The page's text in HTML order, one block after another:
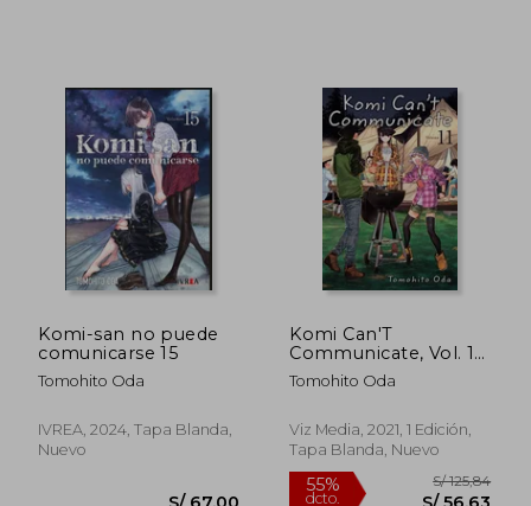
dcto. S/ 76,13 dcto. S/
Komi-san no puede
comunicarse 15
Tomohito Oda
IVREA, 2024, Tapa Blanda,
Nuevo
Komi Can'T
Communicate, Vol. 11
(en Inglés)
Tomohito Oda
Viz Media, 2021, 1 Edición,
Tapa Blanda, Nuevo